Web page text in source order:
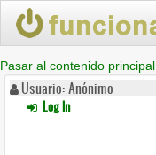
Pasar al contenido principal
Usuario: Anónimo
Log In